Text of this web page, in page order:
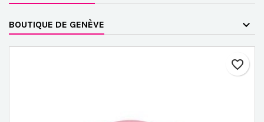
BOUTIQUE DE GENÈVE
favorite_border